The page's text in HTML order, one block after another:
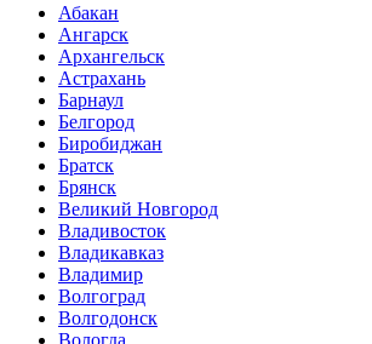
Абакан
Ангарск
Архангельск
Астрахань
Барнаул
Белгород
Биробиджан
Братск
Брянск
Великий Новгород
Владивосток
Владикавказ
Владимир
Волгоград
Волгодонск
Вологда